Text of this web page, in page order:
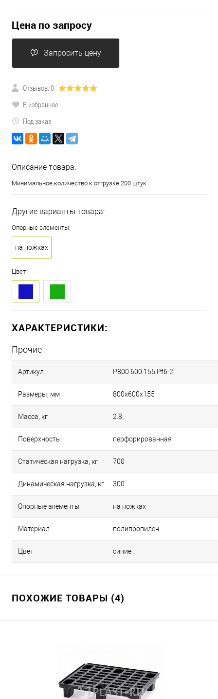
Цена по запросу
Запросить цену
Отзывов: 0
В избранное
Под заказ
Описание товара:
Минимальное количество к отгрузке 200 штук
Другие варианты товара:
Опорные элементы:
на ножках
Цвет :
ХАРАКТЕРИСТИКИ:
Прочие
Артикул P800.600.155.Pf6-2
Размеры, мм 800х600х155
Масса, кг 2.8
Поверхность перфорированная
Статическая нагрузка, кг 700
Динамическая нагрузка, кг 300
Опорные элементы на ножках
Материал полипропилен
Цвет синие
ПОХОЖИЕ ТОВАРЫ (4)